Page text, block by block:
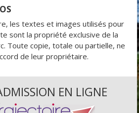
les textes et images utilisés pour
sont la propriété exclusive de la
Toute copie, totale ou partielle, ne
de leur propriétaire.
EN LIGNE